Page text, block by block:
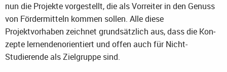
nun die Projekte vorgestellt, die als Vorreiter in den Genuss
von Fördermitteln kommen sollen. Alle diese
Projektvorhaben zeich­net grund­sätz­lich aus, dass die Kon­
zep­te lernendenorien­tiert und offen auch für Nicht-
Studieren­de als Ziel­grup­pe sind.